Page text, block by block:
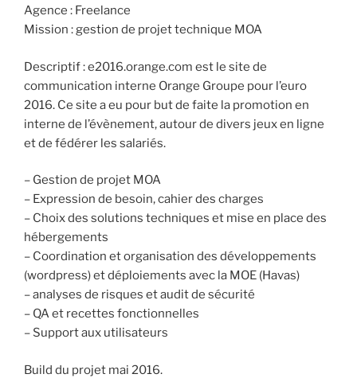
Agence : Freelance
Mission : gestion de projet technique MOA
Descriptif : e2016.orange.com est le site de
communication interne Orange Groupe pour l’euro
2016. Ce site a eu pour but de faite la promotion en
interne de l’évènement, autour de divers jeux en ligne
et de fédérer les salariés.
– Gestion de projet MOA
– Expression de besoin, cahier des charges
– Choix des solutions techniques et mise en place des
hébergements
– Coordination et organisation des développements
(wordpress) et déploiements avec la MOE (Havas)
– analyses de risques et audit de sécurité
– QA et recettes fonctionnelles
– Support aux utilisateurs
Build du projet mai 2016.